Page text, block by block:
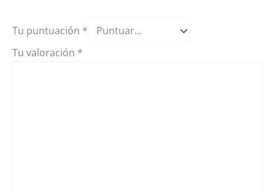
Tu puntuación *
Tu valoración *